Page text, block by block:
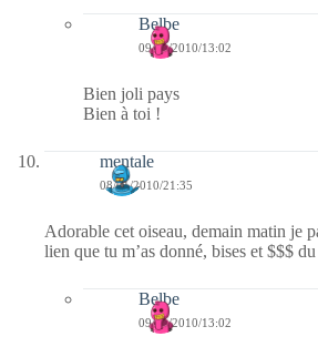
Belbe
09/01/2010/13:02
Bien joli pays
Bien à toi !
mentale
08/01/2010/21:35
Adorable cet oiseau, demain matin je
lien que tu m’as donné, bises et $$$
Belbe
09/01/2010/13:02